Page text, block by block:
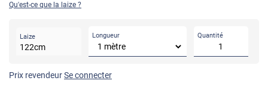
Qu'est-ce que la laize ?
Laize
122cm
Longueur Quantité
Prix revendeurSe connecter